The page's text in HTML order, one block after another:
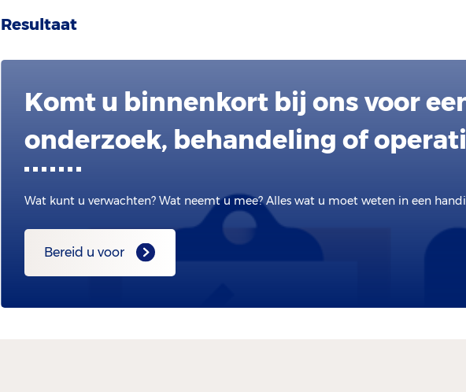
Resultaat
Komt u binnenkort bij ons voor
onderzoek, behandeling of
Wat kunt u verwachten? Wat neemt u mee? Alles wat u moet weten in een
Bereid u voor